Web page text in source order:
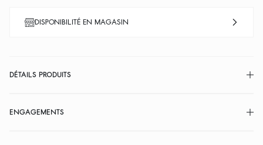
DISPONIBILITÉ EN MAGASIN
DÉTAILS PRODUITS
ENGAGEMENTS